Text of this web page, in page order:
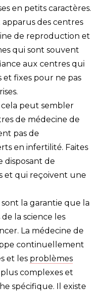
en petits caractères.
des centres
de reproduction et
qui sont souvent
aux centres qui
et fixes pour ne pas
cela peut sembler
de médecine de
pas de
en infertilité. Faites
disposant de
et qui reçoivent une
la garantie que la
la science les
La médecine de
continuellement
et les problèmes
complexes et
spécifique. Il existe